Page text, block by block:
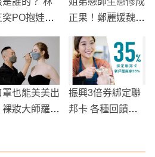
突PO抱娃照
相！
正果！鄭麗媛魏嘏
罩也能美美出
裸妝大師羅之
振興3倍券綁定聯
邦卡 各種回饋連